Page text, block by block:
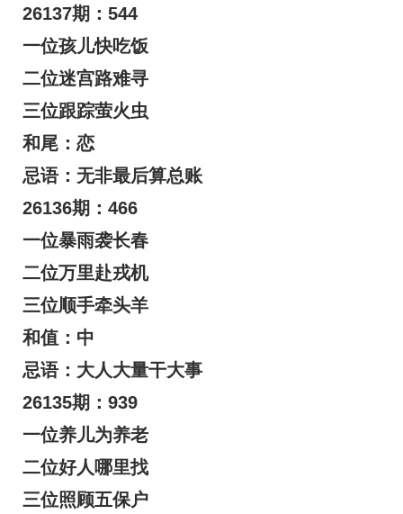
26137期：544
一位孩儿快吃饭
二位迷宫路难寻
三位跟踪萤火虫
和尾：恋
忌语：无非最后算总账
26136期：466
一位暴雨袭长春
二位万里赴戎机
三位顺手牵头羊
和值：中
忌语：大人大量干大事
26135期：939
一位养儿为养老
二位好人哪里找
三位照顾五保户